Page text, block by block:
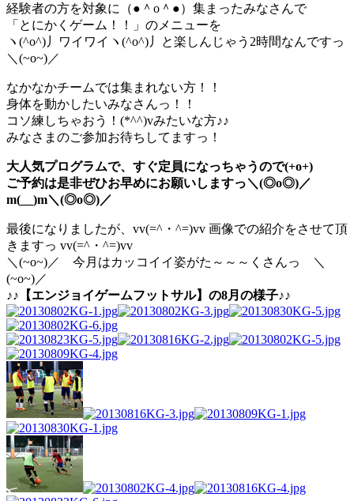
経験者の方を対象に（●＾o＾●）集まったみなさんで
「とにかくゲーム！！」のメニューを
ヽ(^o^)丿ワイワイヽ(^o^)丿と楽しんじゃう2時間なんですっ
＼(~o~)／
なかなかチームでは集まれない方！！
身体を動かしたいみなさんっ！！
コソ練しちゃおう！(*^^)vみたいな方♪♪
みなさまのご参加お待ちしてますっ！
大人気プログラムで、すぐ定員になっちゃうので(+o+)
ご予約は是非ぜひお早めにお願いしますっ＼(◎o◎)／
m(__)m＼(◎o◎)／
最後になりましたが、vv(=^・^=)vv 画像での紹介をさせて頂
きますっ vv(=^・^=)vv
＼(~o~)／ 今月はカッコイイ姿がた～～～くさんっ ＼
(~o~)／
♪♪【エンジョイゲームフットサル】の8月の様子♪♪